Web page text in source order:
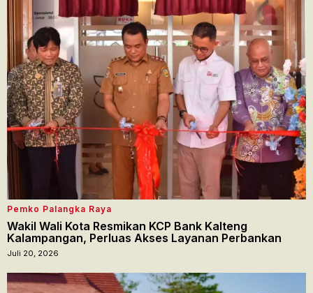
Pemko Palangka Raya
Wakil Wali Kota Resmikan KCP Bank Kalteng
Kalampangan, Perluas Akses Layanan Perbankan
Juli 20, 2026